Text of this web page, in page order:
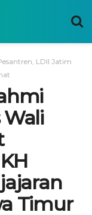
LDII Jatim
Wali
Timur